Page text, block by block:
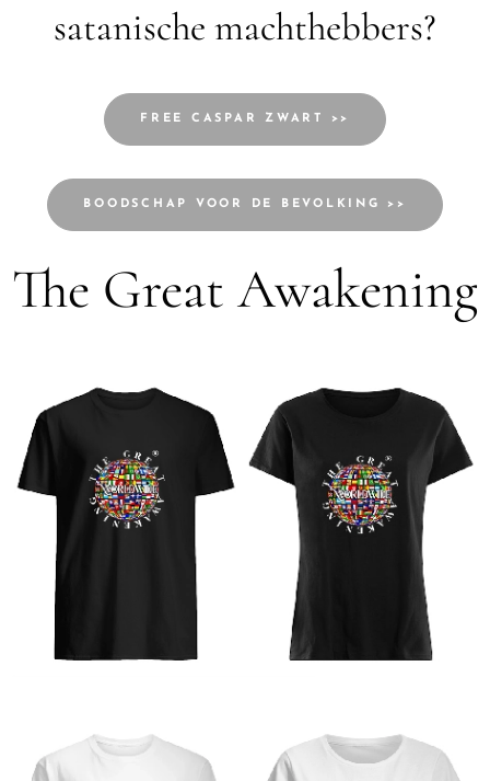
satanische machthebbers?
FREE CASPAR ZWART >>
BOODSCHAP VOOR DE BEVOLKING >>
The Great Awakening